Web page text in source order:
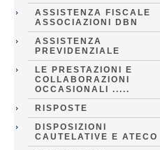
ASSISTENZA FISCALE
ASSOCIAZIONI DBN
ASSISTENZA
PREVIDENZIALE
LE PRESTAZIONI E
COLLABORAZIONI
OCCASIONALI .....
RISPOSTE
DISPOSIZIONI
CAUTELATIVE E ATECO